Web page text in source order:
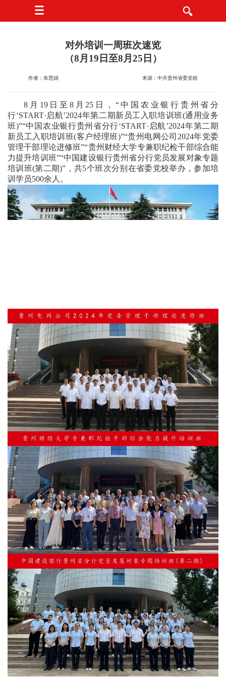
对外培训一周班次速览
（8月19日至8月25日）
作者：朱慧娟 来源：中共贵州省委党校
8月19日至8月25日，“中国农业银行贵州省分
行‘START·启航’2024年第二期新员工入职培训班(通用业务
班)”“中国农业银行贵州省分行‘START·启航’2024年第二期
新员工入职培训班(客户经理班)”“贵州电网公司2024年党委
管理干部理论进修班”“贵州财经大学专兼职纪检干部综合能
力提升培训班”“中国建设银行贵州省分行党员发展对象专题
培训班(第二期)”，共5个班次分别在省委党校举办，参加培
训学员500余人。